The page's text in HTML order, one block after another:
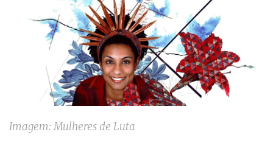
Imagem: Mulheres de Luta